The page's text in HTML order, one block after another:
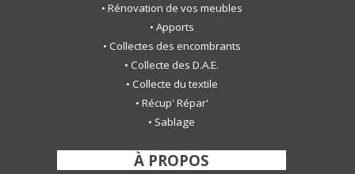
• Rénovation de vos meubles
• Apports
• Collectes des encombrants
• Collecte des D.A.E.
• Collecte du textile
• Récup' Répar'
• Sablage
À PROPOS